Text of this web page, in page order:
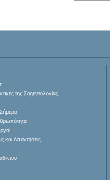
της Σαηεντολογίας
και Απαντήσεις